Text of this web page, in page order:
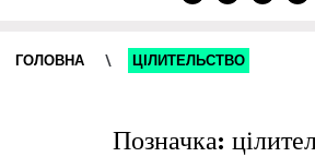
ГОЛОВНА \ ЦІЛИТЕЛЬСТВО
Позначка: